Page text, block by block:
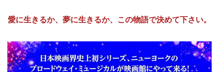
愛に生きるか、夢に生きるか、この物語で決めて下さい。